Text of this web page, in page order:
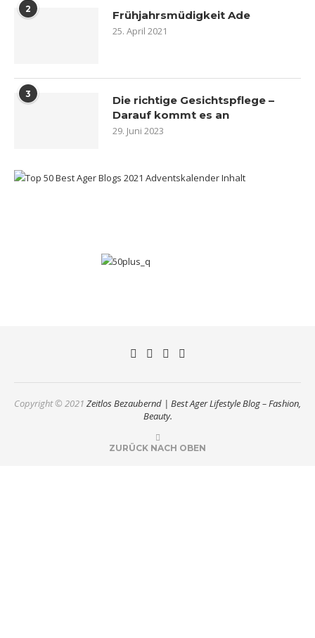
2 Frühjahrsmüdigkeit Ade
25. April 2021
3
Die richtige Gesichtspflege –
Darauf kommt es an
29. Juni 2023
Copyright © 2021 Zeitlos Bezaubernd | Best Ager Lifestyle Blog – Fashion,
Beauty.
ZURÜCK NACH OBEN